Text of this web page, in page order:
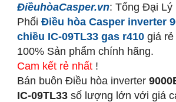
ĐiềuhòaCasper.vn: Tổng Đại Lý
Phối Điều hòa Casper inverter
chiều IC-09TL33 gas r410 giá rẻ
100% Sản phẩm chính hãng.
Cam kết rẻ nhất !
Bán buôn Điều hòa inverter
IC-09TL33 số lượng lớn với giá